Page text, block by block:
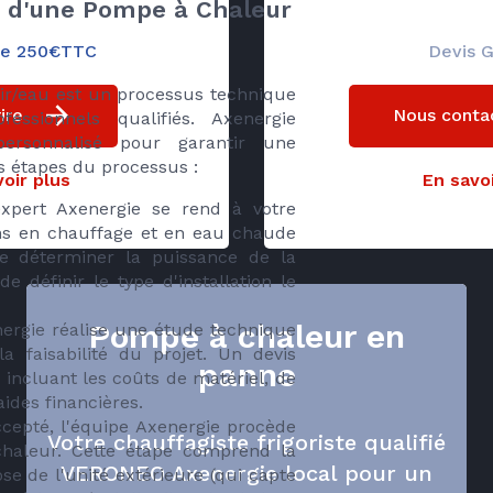
Pompe à Chaleur
eau est un processus technique
qualifiés. Axenergie
pour garantir une
étapes du processus :
Axenergie se rend à votre
en chauffage et en eau chaude
déterminer la puissance de la
définir le type d'installation le
réalise une étude technique
faisabilité du projet. Un devis
les coûts de matériel, de
financières.
l'équipe Axenergie procède
Cette étape comprend la
de l'unité extérieure (qui capte
250€TTC
plus
Devis
Nous
En
Pompe à chaleur en
panne
Votre chauffagiste frigoriste qualifié
VERONEO Axenergie local pour un